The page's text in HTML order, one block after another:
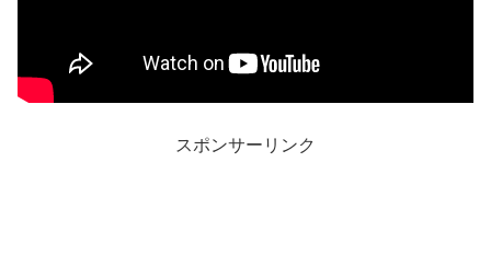
スポンサーリンク